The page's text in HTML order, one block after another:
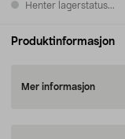
Henter lagerstatus...
Produktinformasjon
Mer informasjon